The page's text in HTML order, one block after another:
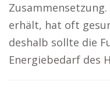
erhält, hat oft
deshalb sollte die
Energiebedarf des